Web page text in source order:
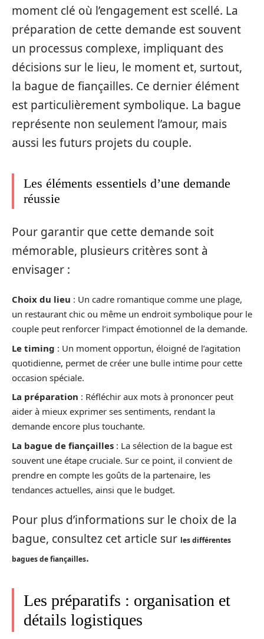
moment clé où l’engagement est scellé. La
préparation de cette demande est souvent
un processus complexe, impliquant des
décisions sur le lieu, le moment et, surtout,
la bague de fiançailles. Ce dernier élément
est particulièrement symbolique. La bague
représente non seulement l’amour, mais
aussi les futurs projets du couple.
Les éléments essentiels d’une demande
réussie
Pour garantir que cette demande soit
mémorable, plusieurs critères sont à
envisager :
Choix du lieu : Un cadre romantique comme une plage,
un restaurant chic ou même un endroit symbolique pour le
couple peut renforcer l’impact émotionnel de la demande.
Le timing : Un moment opportun, éloigné de l’agitation
quotidienne, permet de créer une bulle intime pour cette
occasion spéciale.
La préparation : Réfléchir aux mots à prononcer peut
aider à mieux exprimer ses sentiments, rendant la
demande encore plus touchante.
La bague de fiançailles : La sélection de la bague est
souvent une étape cruciale. Sur ce point, il convient de
prendre en compte les goûts de la partenaire, les
tendances actuelles, ainsi que le budget.
Pour plus d’informations sur le choix de la
bague, consultez cet article sur les différentes
bagues de fiançailles.
Les préparatifs : organisation et
détails logistiques